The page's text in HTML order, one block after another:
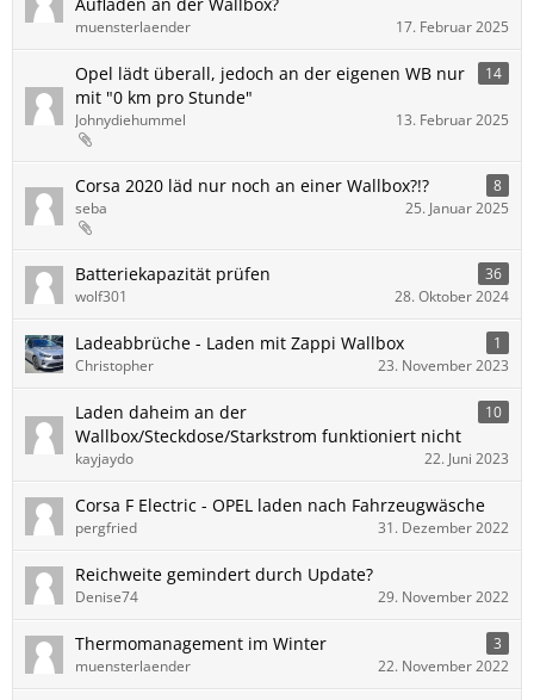
muensterlaender 17. Februar 2025
Opel lädt überall, jedoch an der eigenen WB nur
mit "0 km pro Stunde"
14
Johnydiehummel 13. Februar 2025
Corsa 2020 läd nur noch an einer Wallbox?!?
8
seba
25. Januar 2025
Batteriekapazität prüfen
36
wolf301
28. Oktober 2024
Ladeabbrüche - Laden mit Zappi Wallbox
1
Christopher
23. November 2023
Laden daheim an der
Wallbox/Steckdose/Starkstrom funktioniert nicht
10
kayjaydo 22. Juni 2023
Corsa F Electric - OPEL laden nach Fahrzeugwäsche
pergfried 31. Dezember 2022
Reichweite gemindert durch Update?
Denise74 29. November 2022
Thermomanagement im Winter
3
muensterlaender
22. November 2022